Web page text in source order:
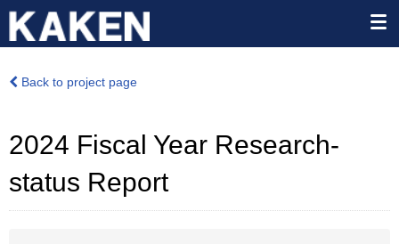
Back to project page
2024 Fiscal Year Research-
status Report